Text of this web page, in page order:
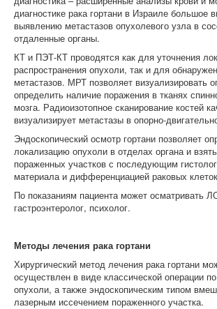
диагностике рака гортани в Израиле большое
выявлению метастазов опухолевого узла в
отдаленные органы.
КТ и ПЭТ-КТ проводятся как для уточнения
распространения опухоли, так и для
метастазов. МРТ позволяет визуализировать
определить наличие поражения в тканях
мозга. Радиоизотопное сканирование костей
визуализирует метастазы в опорно-
Эндоскопический осмотр гортани позволяет
локализацию опухоли в отделах органа и
пораженных участков с последующим
материала и дифференциацией раковых
По показаниям пациента может осматривать
гастроэнтеролог, психолог.
Методы лечения рака гортани
Хирургический метод лечения рака гортани
осуществлен в виде классической операции
опухоли, а также эндоскопическим типом
лазерным иссечением пораженного участка.